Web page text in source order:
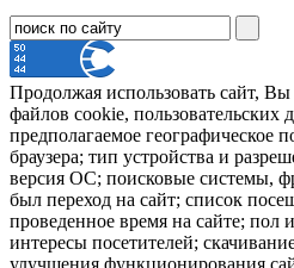
Продолжая использовать сайт, Вы
файлов cookie, пользовательских
предполагаемое географическое
браузера; тип устройства и
версия ОС; поисковые системы,
был переход на сайт; список
проведенное время на сайте; пол
интересы посетителей;